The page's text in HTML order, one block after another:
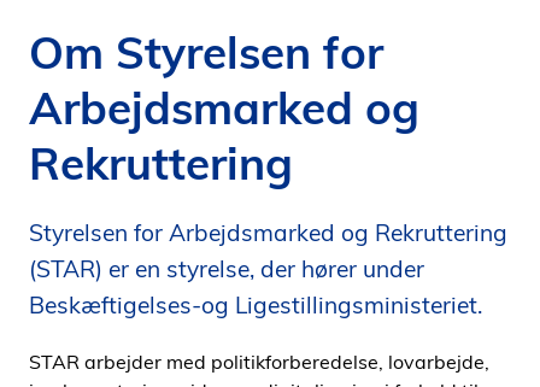
e
r
i
n
d
h
l
d
p
s
Om Styrelsen for
Arbejdsmarked og
Rekruttering
Styrelsen for Arbejdsmarked og Rekruttering
(STAR) er en styrelse, der hører under
Beskæftigelses-og Ligestillingsministeriet.
STAR arbejder med politikforberedelse, lovarbejde,